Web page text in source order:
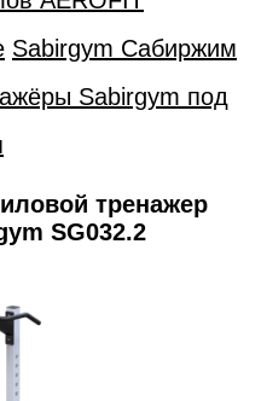
Sabirgym Сабиржим
Sabirgym под
тренажер
SG032.2